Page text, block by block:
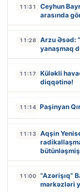
11:31
Ceyhun
arasında
11:28
Arzu Əsəd:
yanaşmaq
11:17
Küləkli
diqqətinə!
11:14 Paşinyan
11:13
Aqşin
11:00
“Azərişıq”
mərkəzləri